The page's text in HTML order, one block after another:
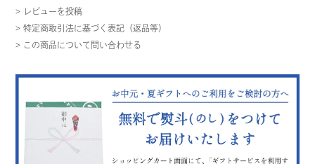
> レビューを投稿
> 特定商取引法に基づく表記（返品等）
> この商品について問い合わせる